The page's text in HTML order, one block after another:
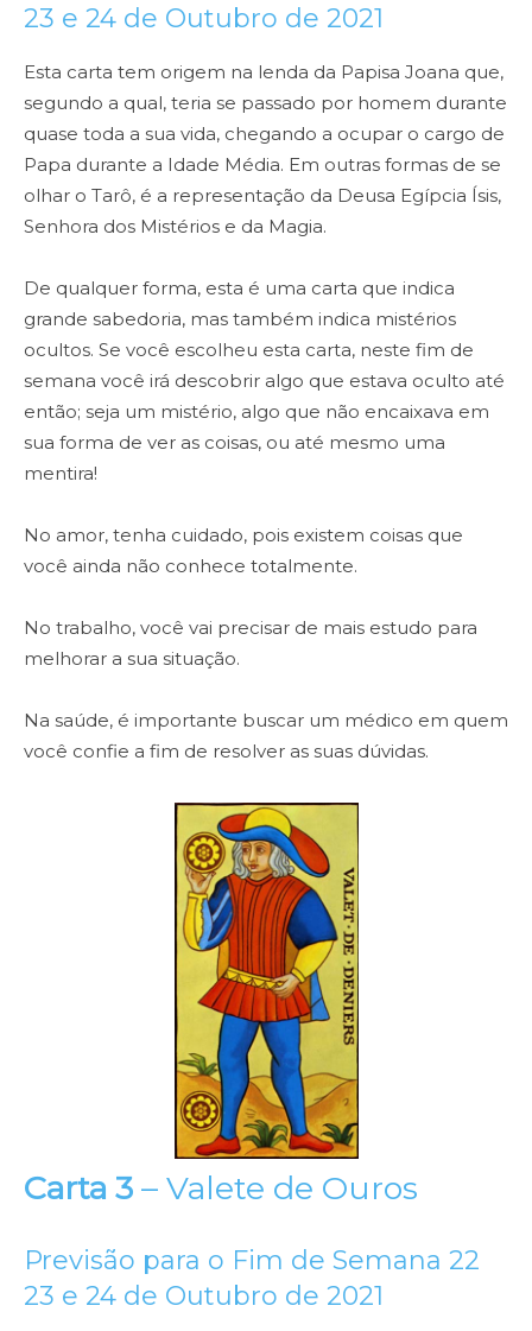
23 e 24 de Outubro de 2021
Esta carta tem origem na lenda da Papisa Joana que,
segundo a qual, teria se passado por homem durante
quase toda a sua vida, chegando a ocupar o cargo de
Papa durante a Idade Média. Em outras formas de se
olhar o Tarô, é a representação da Deusa Egípcia Ísis,
Senhora dos Mistérios e da Magia.
De qualquer forma, esta é uma carta que indica
grande sabedoria, mas também indica mistérios
ocultos. Se você escolheu esta carta, neste fim de
semana você irá descobrir algo que estava oculto até
então; seja um mistério, algo que não encaixava em
sua forma de ver as coisas, ou até mesmo uma
mentira!
No amor, tenha cuidado, pois existem coisas que
você ainda não conhece totalmente.
No trabalho, você vai precisar de mais estudo para
melhorar a sua situação.
Na saúde, é importante buscar um médico em quem
você confie a fim de resolver as suas dúvidas.
Carta 3 – Valete de Ouros
Previsão para o Fim de Semana 22
23 e 24 de Outubro de 2021